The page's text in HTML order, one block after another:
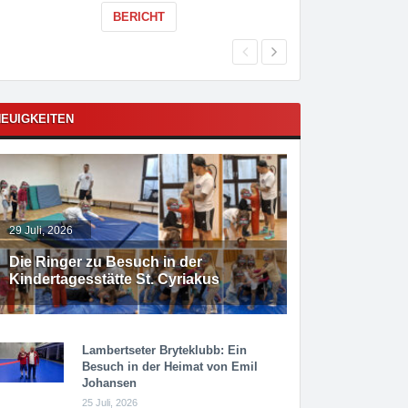
BERICHT
Die Ringer zu Besuch in der
Kindertagesstätte St. Cyriakus
29 Juli, 2026
Lambertseter Bryteklubb: Ein
Besuch in der Heimat von Emil
Johansen
25 Juli, 2026